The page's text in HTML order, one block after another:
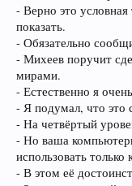
- Верно это
показать.
- Обязательно
- Михеев поручит
мирами.
- Естественно я
- Я подумал, что это
- На четвёртый
- Но ваша
использовать
- В этом её